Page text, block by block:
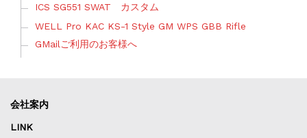
ICS SG551 SWAT カスタム
WELL Pro KAC KS-1 Style GM WPS GBB Rifle
GMailご利用のお客様へ
会社案内
LINK